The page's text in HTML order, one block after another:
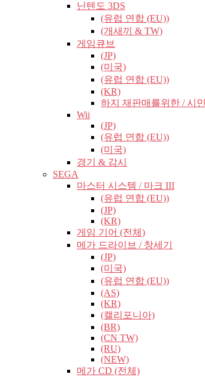
닌텐도 3DS
(유럽​​ 연합 (EU))
(개새끼 & TW)
게임큐브
(JP)
(미국)
(유럽​​ 연합 (EU))
(KR)
하지 재판매를위한 / 시민
Wii
(JP)
(유럽​​ 연합 (EU))
(미국)
경기 & 감시
SEGA
마스터 시스템 / 마크 III
(유럽​​ 연합 (EU))
(JP)
(KR)
게임 기어 (전체)
메가 드라이브 / 창세기
(JP)
(미국)
(유럽​​ 연합 (EU))
(AS)
(KR)
(캘리포니아)
(BR)
(CN TW)
(RU)
(NEW)
메가 CD (전체)